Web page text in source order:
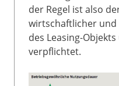
der Regel ist also
wirtschaftlicher
des Leasing-
verpflichtet.